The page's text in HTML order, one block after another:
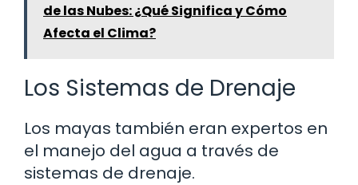
de las Nubes: ¿Qué Significa y Cómo
Afecta el Clima?
Los Sistemas de Drenaje
Los mayas también eran expertos en
el manejo del agua a través de
sistemas de drenaje.